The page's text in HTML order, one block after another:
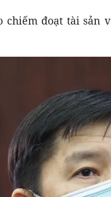
đoạt tài sản